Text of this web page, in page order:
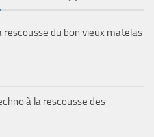
rescousse du bon vieux matelas
à la rescousse des